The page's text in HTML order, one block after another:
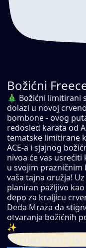
Božićni
🎄 Božićni limitirani
dolazi u novoj
bombone - ovog
redosled karata od
tematske limitirane
ACE-a i sjajnog
nivoa će vas
u svojim prazničnim
vaša tajna oružja!
planiran pažljivo
depo za kraljicu
Deda Mraza da
otvaranja božićnih
✨
Prolaz kroz